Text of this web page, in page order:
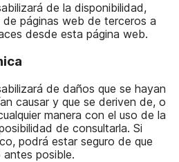
de la disponibilidad,
páginas web de terceros a
desde esta página web.
de daños que se hayan
causar y que se deriven de, o
manera con el uso de la
de consultarla. Si
podrá estar seguro de que
antes posible.